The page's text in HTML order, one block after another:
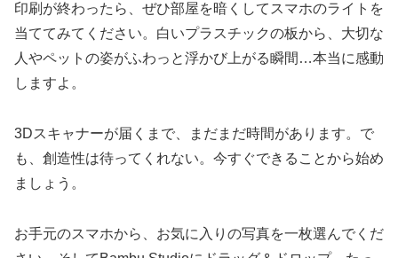
印刷が終わったら、ぜひ部屋を暗くしてスマホのライトを
当ててみてください。白いプラスチックの板から、大切な
人やペットの姿がふわっと浮かび上がる瞬間…本当に感動
しますよ。
3Dスキャナーが届くまで、まだまだ時間があります。で
も、創造性は待ってくれない。今すぐできることから始め
ましょう。
お手元のスマホから、お気に入りの写真を一枚選んでくだ